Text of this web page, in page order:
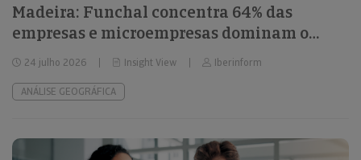
Madeira: Funchal concentra 64% das
empresas e microempresas dominam o
tecido empresarial
24 julho 2026 Insight View Iberinform
ANÁLISE GEOGRÁFICA